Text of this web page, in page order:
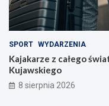
SPORT WYDARZENIA
Kajakarze z całego
Kujawskiego
8 sierpnia 2026